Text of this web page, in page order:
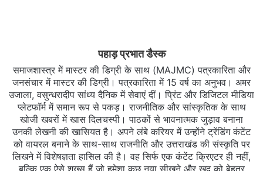
पहाड़ प्रभात डैस्क
समाजशास्त्र में मास्टर की डिग्री के साथ (MAJMC) पत्रकारिता और
जनसंचार में मास्टर की डिग्री। पत्रकारिता में 15 वर्ष का अनुभव। अमर
उजाला, वसुन्धरादीप सांध्य दैनिक में सेवाएं दीं। प्रिंट और डिजिटल मीडिया
प्लेटफॉर्म में समान रूप से पकड़। राजनीतिक और सांस्कृतिक के साथ
खोजी खबरों में खास दिलचस्‍पी। पाठकों से भावनात्मक जुड़ाव बनाना
उनकी लेखनी की खासियत है। अपने लंबे करियर में उन्होंने ट्रेंडिंग कंटेंट
को वायरल बनाने के साथ-साथ राजनीति और उत्तराखंड की संस्कृति पर
लिखने में विशेषज्ञता हासिल की है। वह सिर्फ एक कंटेंट क्रिएटर ही नहीं,
बल्कि एक ऐसे शख्स हैं जो हमेशा कुछ नया सीखने और ख़ुद को बेहतर